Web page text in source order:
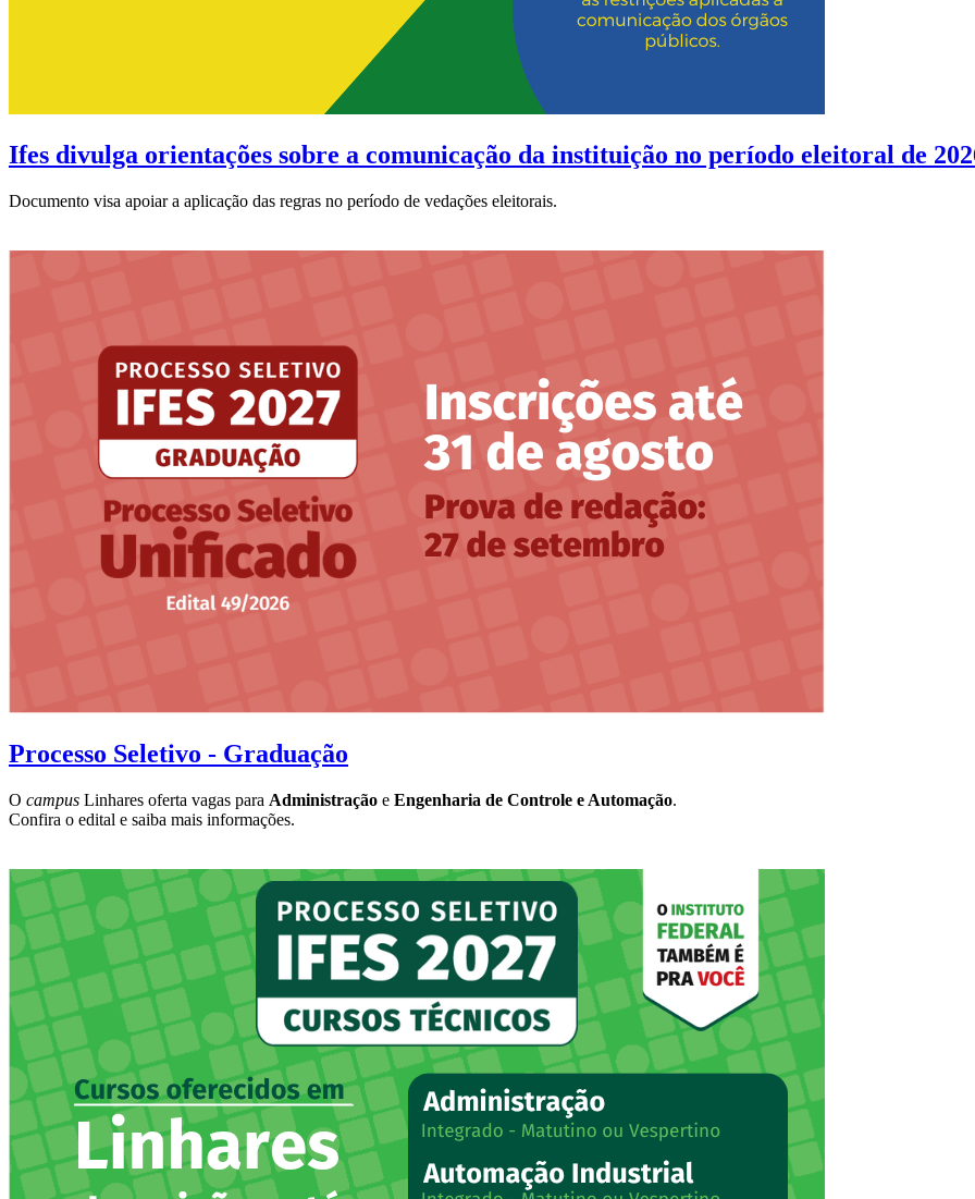
Ifes divulga orientações sobre a comunicação da instituição no período eleitoral de
Documento visa apoiar a aplicação das regras no período de vedações eleitorais.
Processo Seletivo - Graduação
O campus Linhares oferta vagas para Administração e Engenharia de Controle e Automação.
Confira o edital e saiba mais informações.